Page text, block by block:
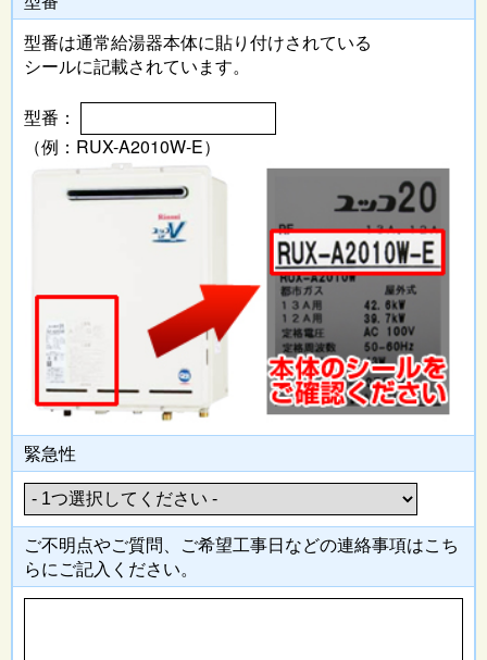
型番は通常給湯器本体に貼り付けされている
シールに記載されています。
型番：
（例：RUX-A2010W-E）
緊急性
ご不明点やご質問、ご希望工事日などの連絡事項はこち
らにご記入 ください。